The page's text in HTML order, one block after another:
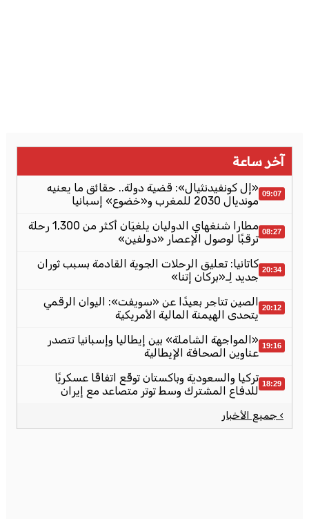
آخر ساعة
09:07 «إل كونفيدنثيال»: قضية دولة.. حقائق ما يعنيه
مونديال 2030 للمغرب و«خضوع» إسبانيا
08:27
مطارا شنغهاي الدوليان يلغيَان أكثر من 1,300 رحلة
ترقبًا لوصول الإعصار «دولفين»
20:34 كاتانيا: تعليق الرحلات الجوية القادمة بسبب ثوران
جديد لِـ«بركان إتنا»
20:12 الصين تتاجر بعيدًا عن «سويفت»: اليوان الرقمي
يتحدى الهيمنة المالية الأمريكية
19:16 «المواجهة الشاملة» بين إيطاليا وإسبانيا تتصدر
عناوين الصحافة الإيطالية
18:29 تركيا والسعودية وباكستان توقّع اتفاقًا عسكريًا
للدفاع المشترك وسط توتر متصاعد مع إيران
› جميع الأخبار